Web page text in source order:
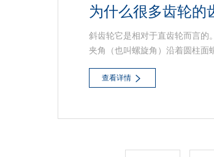
为什么很多齿轮的
斜齿轮它是相对于直齿轮而言的
夹角（也叫螺旋角）沿着圆柱面
查看详情